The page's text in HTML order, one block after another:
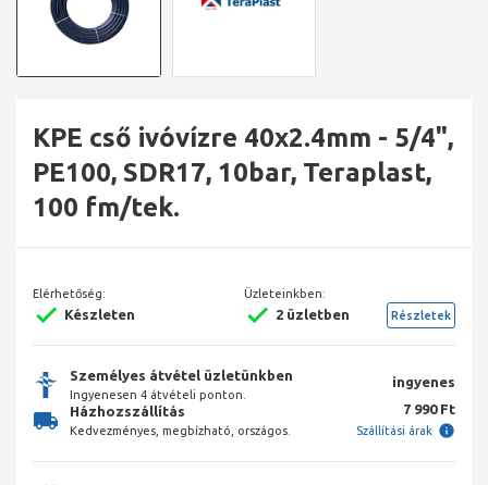
KPE cső ivóvízre 40x2.4mm - 5/4",
PE100, SDR17, 10bar, Teraplast,
100 fm/tek.
Elérhetőség:
Készleten
Üzleteinkben:
2 üzletben Részletek
Személyes átvétel üzletünkben
Ingyenesen 4 átvételi ponton.
ingyenes
Házhozszállítás
Kedvezményes, megbízható, országos.
7 990 Ft
Szállítási árak